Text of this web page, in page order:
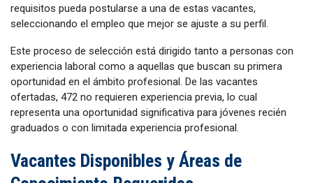
requisitos pueda postularse a una de estas vacantes,
seleccionando el empleo que mejor se ajuste a su perfil.
Este proceso de selección está dirigido tanto a personas con
experiencia laboral como a aquellas que buscan su primera
oportunidad en el ámbito profesional. De las vacantes
ofertadas, 472 no requieren experiencia previa, lo cual
representa una oportunidad significativa para jóvenes recién
graduados o con limitada experiencia profesional.
Vacantes Disponibles y Áreas de